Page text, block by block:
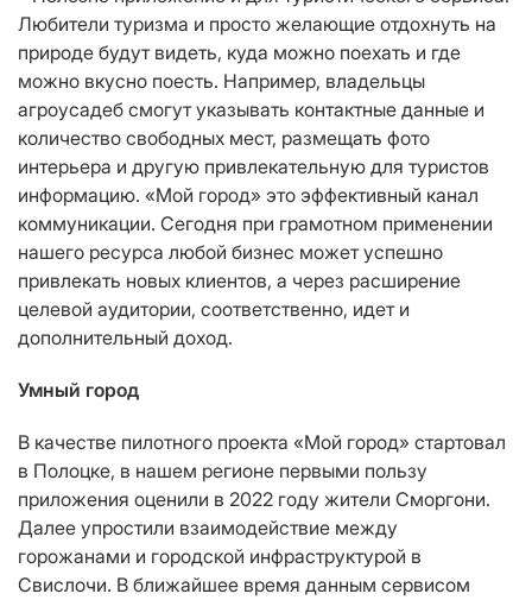
Любители туризма и просто желающие отдохнуть на
природе будут видеть, куда можно поехать и где
можно вкусно поесть. Например, владельцы
агроусадеб смогут указывать контактные данные и
количество свободных мест, размещать фото
интерьера и другую привлекательную для туристов
информацию. «Мой город» это эффективный канал
коммуникации. Сегодня при грамотном применении
нашего ресурса любой бизнес может успешно
привлекать новых клиентов, а через расширение
целевой аудитории, соответственно, идет и
дополнительный доход.
Умный город
В качестве пилотного проекта «Мой город» стартовал
в Полоцке, в нашем регионе первыми пользу
приложения оценили в 2022 году жители Сморгони.
Далее упростили взаимодействие между
горожанами и городской инфраструктурой в
Свислочи. В ближайшее время данным сервисом